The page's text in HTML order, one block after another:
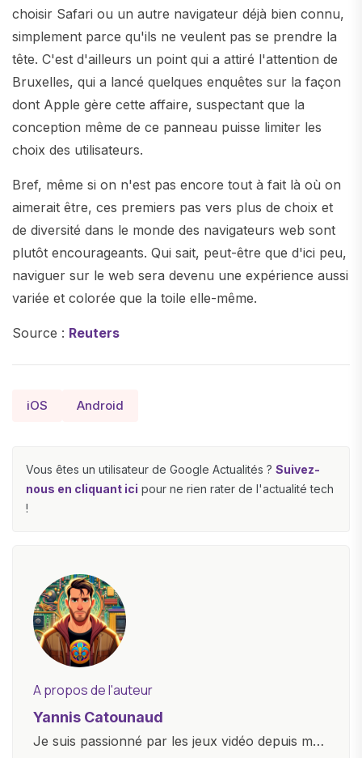
choisir Safari ou un autre navigateur déjà bien connu,
simplement parce qu'ils ne veulent pas se prendre la
tête. C'est d'ailleurs un point qui a attiré l'attention de
Bruxelles, qui a lancé quelques enquêtes sur la façon
dont Apple gère cette affaire, suspectant que la
conception même de ce panneau puisse limiter les
choix des utilisateurs.
Bref, même si on n'est pas encore tout à fait là où on
aimerait être, ces premiers pas vers plus de choix et
de diversité dans le monde des navigateurs web sont
plutôt encourageants. Qui sait, peut-être que d'ici peu,
naviguer sur le web sera devenu une expérience aussi
variée et colorée que la toile elle-même.
Source : Reuters
iOS Android
Vous êtes un utilisateur de Google Actualités ? Suivez-
nous en cliquant ici pour ne rien rater de l'actualité tech
!
A propos de l'auteur
Yannis Catounaud
Je suis passionné par les jeux vidéo depuis mon